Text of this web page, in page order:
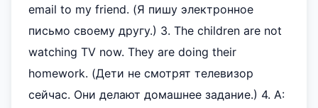
email to my friend. (Я пишу электронное
письмо своему другу.) 3. The children are not
watching TV now. They are doing their
homework. (Дети не смотрят телевизор
сейчас. Они делают домашнее задание.) 4. A: